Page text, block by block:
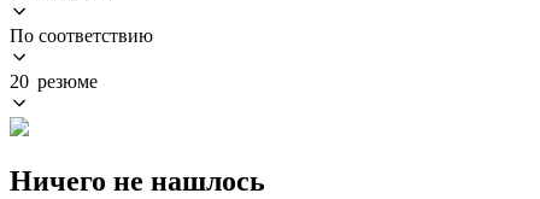
По соответствию
20 резюме
Ничего не нашлось